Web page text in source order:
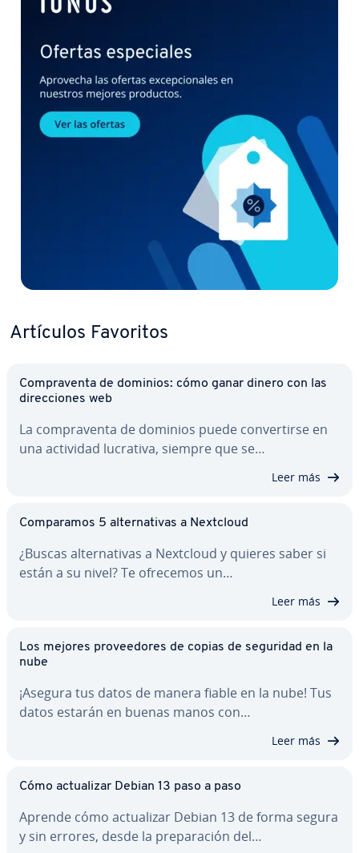
Artículos Favoritos
Co­m­pra­ve­n­ta de dominios: cómo ganar dinero con las
di­re­c­cio­nes web
La co­m­pra­ve­n­ta de dominios puede co­n­ve­r­ti­r­se en
una actividad lucrativa, siempre que se…
Leer más
Co­m­pa­ra­mos 5 al­te­r­na­ti­vas a Nextcloud
¿Buscas al­te­r­na­ti­vas a Nextcloud y quieres saber si
están a su nivel? Te ofrecemos un…
Leer más
Los mejores pro­vee­do­res de copias de seguridad en la
nube
¡Asegura tus datos de manera fiable en la nube! Tus
datos estarán en buenas manos con…
Leer más
Cómo ac­tua­li­zar Debian 13 paso a paso
Aprende cómo ac­tua­li­zar Debian 13 de forma segura
y sin errores, desde la pre­pa­ra­ción del…